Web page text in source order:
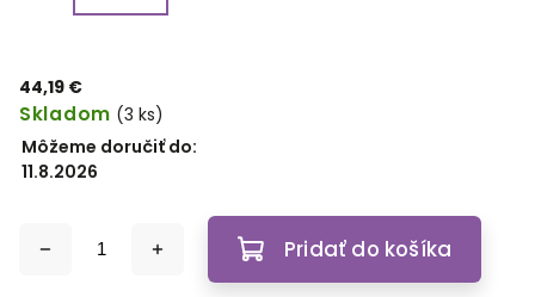
44,19 €
Skladom (3 ks)
Môžeme doručiť do:
11.8.2026
Pridať do košíka